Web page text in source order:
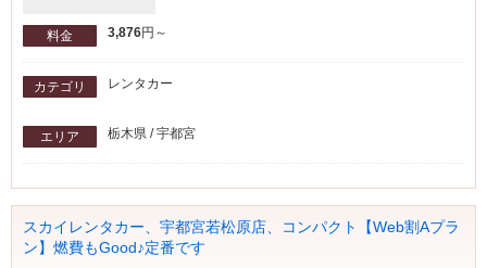
料金 3,876円～
カテゴリ レンタカー
エリア 栃木県 / 宇都宮
スカイレンタカー、宇都宮若松原店、コンパクト【Web割Aプラ
ン】燃費もGood♪定番です